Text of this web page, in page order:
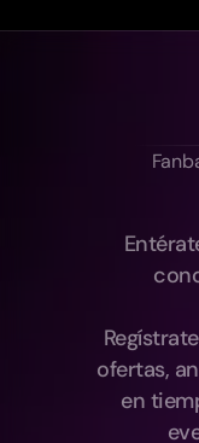
ofertas,
en